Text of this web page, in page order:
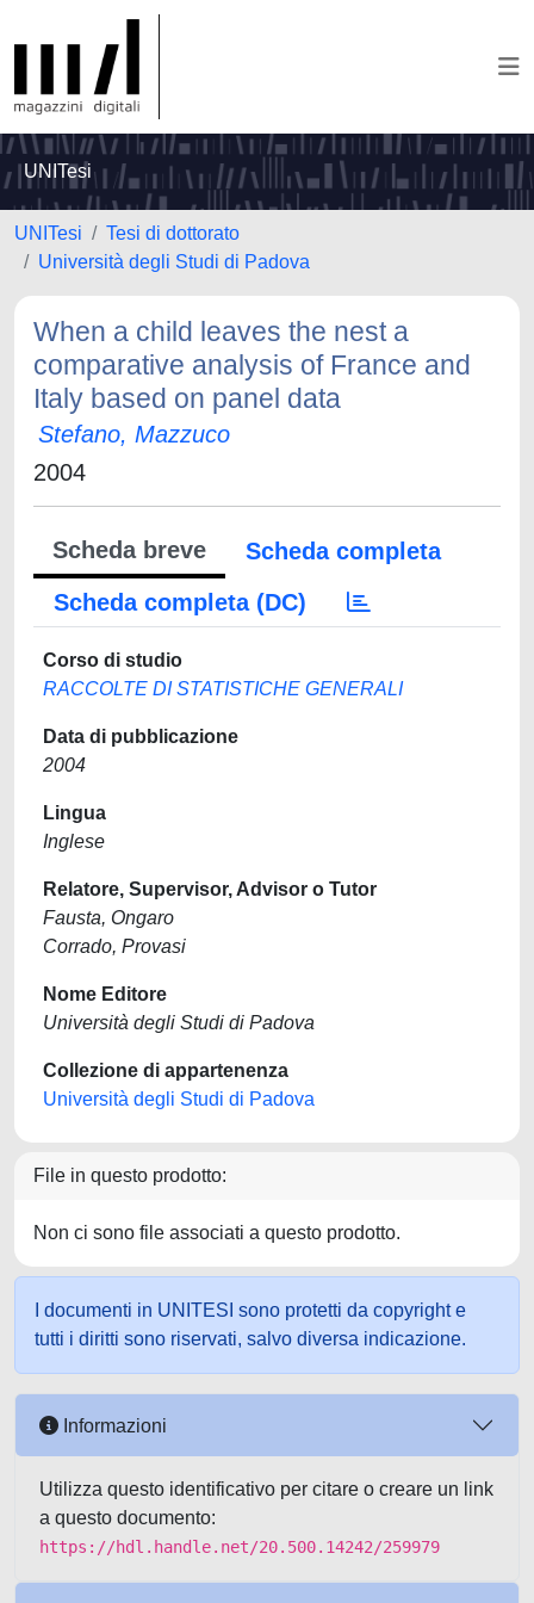
UNITesi
UNITesi
Tesi di dottorato
Università degli Studi di Padova
When a child leaves the nest a
comparative analysis of France and
Italy based on panel data
Stefano, Mazzuco
2004
Scheda breve
Scheda completa
Scheda completa (DC)
Corso di studio
RACCOLTE DI STATISTICHE GENERALI
Data di pubblicazione
2004
Lingua
Inglese
Relatore, Supervisor, Advisor o Tutor
Fausta, Ongaro
Corrado, Provasi
Nome Editore
Università degli Studi di Padova
Collezione di appartenenza
Università degli Studi di Padova
File in questo prodotto:
Non ci sono file associati a questo prodotto.
I documenti in UNITESI sono protetti da copyright e
tutti i diritti sono riservati, salvo diversa indicazione.
Informazioni
Utilizza questo identificativo per citare o creare un link
a questo documento:
https://hdl.handle.net/20.500.14242/259979